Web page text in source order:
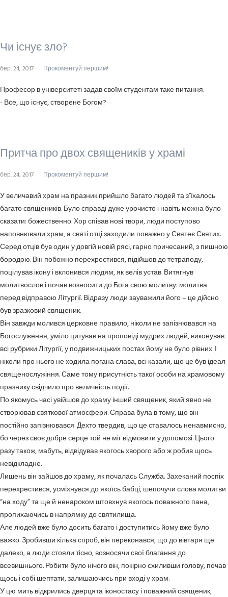
Чи існує зло?
бер. 24, 2017 Прокоментуй першим!
Професор в університеті задав своїм студентам таке питання.
- Все, що існує, створене Богом?
Притча про двох священиків у храмі
бер. 24, 2017 Прокоментуй першим!
У величавий храм на празник прийшло багато людей та з’їхалось
багато священиків. Було справді дуже урочисто і навіть можна було
сказати: божественно. Хор співав нові твори, люди поступово
наповнювали храм, а святі отці заходили поважно у Святеє Святих.
Серед отців був один у довгій новій рясі, гарно причесаний, з пишною
бородою. Він побожно перехрестився, підійшов до тетраподу,
поцілував ікону і вклонився людям, як велів устав. Витягнув
молитвослов і почав возносити до Бога свою молитву: молитва
перед відправою Літургії. Відразу люди зауважили його – це дійсно
був зразковий священик.
Він завжди молився церковне правило, ніколи не запізнювався на
Богослуження, уміло цитував на проповіді мудрих людей, виконував
всі рубрики Літургії, у подвижницьких постах йому не було рівних. І
ніколи про нього не ходила погана слава, всі казали, що це був ідеал
священослужіння. Саме тому присутність такої особи на храмовому
празнику свідчило про величність події.
По якомусь часі увійшов до храму інший священик, який явно не
створював святкової атмосфери. Справа була в тому, що він
постійно запізнювався. Дехто твердив, що це ставалось ненавмисно,
бо через своє добре серце той не міг відмовити у допомозі. Цього
разу також, мабуть, відвідував якогось хворого або ж робив щось
невідкладне.
Лишень він зайшов до храму, як почалась Служба. Захеканий поспіх
перехрестився, усміхнувся до якоїсь бабці, шепочучи слова молитви
“на ходу” та ще й ненароком штовхнув якогось поважного пана,
пропихаючись в напрямку до святилища.
Але людей вже було досить багато і доступитись йому вже було
важко. Зробивши кілька спроб, він переконався, що до вівтаря ще
далеко, а люди стояли тісно, возносячи свої благання до
всевишнього. Робити було нічого він, покірно схиливши голову, почав
щось і собі шептати, залишаючись при вході у храм.
У цю мить відкрились дверцята іконостасу і поважний священик,